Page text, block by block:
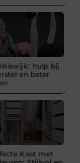
hulp bij
en beter
Kast met